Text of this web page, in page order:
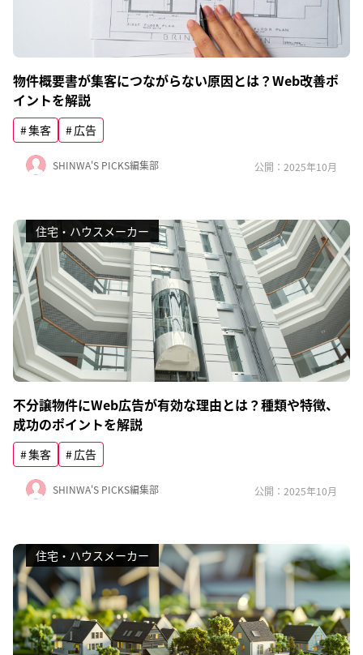
物件概要書が集客につながらない原因とは？Web改善ポ
イントを解説
集客 広告
SHINWA'S PICKS編集部 公開：2025年10月
住宅・ハウスメーカー
不分譲物件にWeb広告が有効な理由とは？種類や特徴、
成功のポイントを解説
集客 広告
SHINWA'S PICKS編集部 公開：2025年10月
住宅・ハウスメーカー